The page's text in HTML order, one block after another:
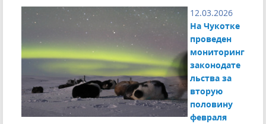
12.03.2026
На Чукотке
проведен
мониторинг
законодате
льства за
вторую
половину
февраля